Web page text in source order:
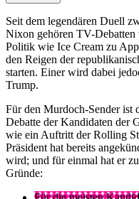
Seit dem legendären Duell
Nixon gehören TV-Debatten
Politik wie Ice Cream zu
den Reigen der
starten. Einer wird dabei
Trump.
Für den Murdoch-Sender ist
Debatte der Kandidaten der
wie ein Auftritt der Rolling
Präsident hat bereits
wird; und für einmal hat er
Gründe: